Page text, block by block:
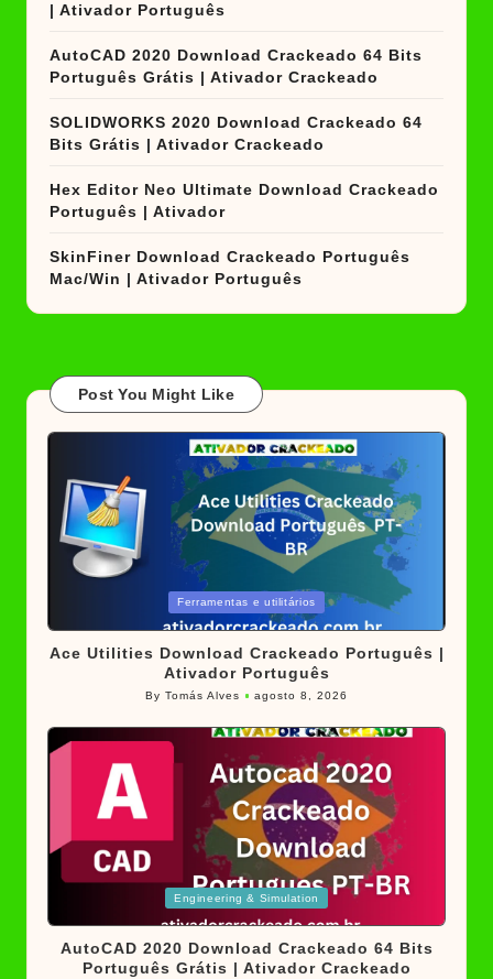
| Ativador Português
AutoCAD 2020 Download Crackeado 64 Bits
Português Grátis | Ativador Crackeado
SOLIDWORKS 2020 Download Crackeado 64
Bits Grátis | Ativador Crackeado
Hex Editor Neo Ultimate Download Crackeado
Português | Ativador
SkinFiner Download Crackeado Português
Mac/Win | Ativador Português
Post You Might Like
Ferramentas e utilitários
Ace Utilities Download Crackeado Português |
Ativador Português
Posted
ByTomás Alves agosto 8, 2026
Engineering & Simulation
AutoCAD 2020 Download Crackeado 64 Bits
Português Grátis | Ativador Crackeado